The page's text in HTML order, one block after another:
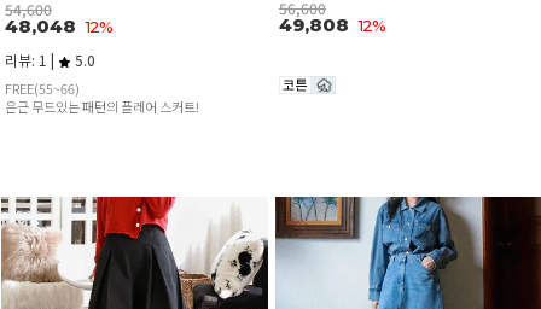
54,600
48,048 12%
리뷰: 1 | 5.0
FREE(55~66)
은근 무드있는 패턴의 플레어 스커트!
56,600
49,808 12%